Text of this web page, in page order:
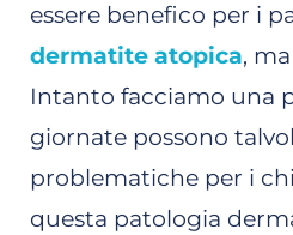
essere benefico per i
dermatite atopica,
Intanto facciamo una
giornate possono
problematiche per i
questa patologia